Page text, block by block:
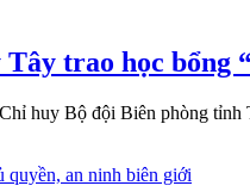
trao học bổng
huy Bộ đội Biên phòng tỉnh